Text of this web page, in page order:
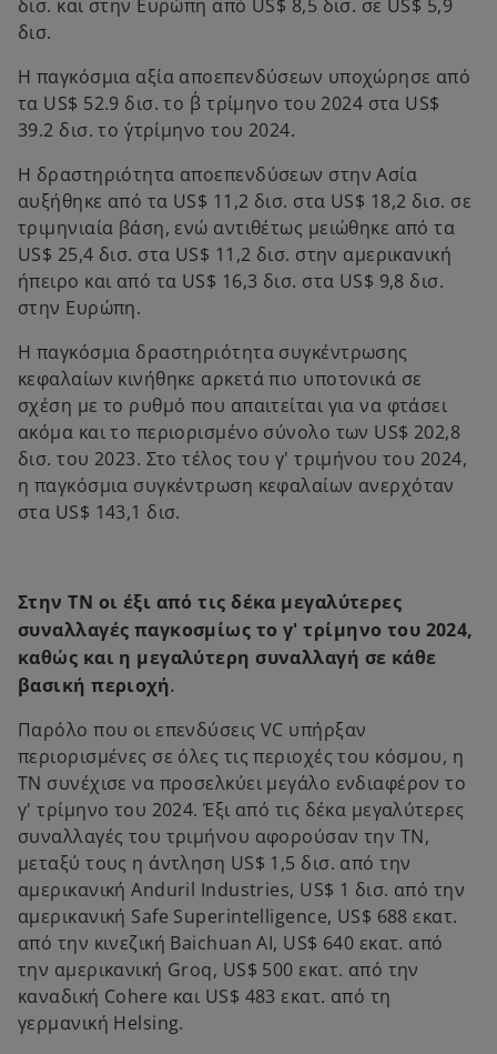
δισ. και στην Ευρώπη από US$ 8,5 δισ. σε US$ 5,9
δισ.
Η παγκόσμια αξία αποεπενδύσεων υποχώρησε από
τα US$ 52.9 δισ. το β΄ τρίμηνο του 2024 στα US$
39.2 δισ. το γ΄τρίμηνο του 2024.
Η δραστηριότητα αποεπενδύσεων στην Ασία
αυξήθηκε από τα US$ 11,2 δισ. στα US$ 18,2 δισ. σε
τριμηνιαία βάση, ενώ αντιθέτως μειώθηκε από τα
US$ 25,4 δισ. στα US$ 11,2 δισ. στην αμερικανική
ήπειρο και από τα US$ 16,3 δισ. στα US$ 9,8 δισ.
στην Ευρώπη.
Η παγκόσμια δραστηριότητα συγκέντρωσης
κεφαλαίων κινήθηκε αρκετά πιο υποτονικά σε
σχέση με το ρυθμό που απαιτείται για να φτάσει
ακόμα και το περιορισμένο σύνολο των US$ 202,8
δισ. του 2023. Στο τέλος του γ' τριμήνου του 2024,
η παγκόσμια συγκέντρωση κεφαλαίων ανερχόταν
στα US$ 143,1 δισ.
Στην ΤΝ οι έξι από τις δέκα μεγαλύτερες
συναλλαγές παγκοσμίως το γ' τρίμηνο του 2024,
καθώς και η μεγαλύτερη συναλλαγή σε κάθε
βασική περιοχή.
Παρόλο που οι επενδύσεις VC υπήρξαν
περιορισμένες σε όλες τις περιοχές του κόσμου, η
ΤΝ συνέχισε να προσελκύει μεγάλο ενδιαφέρον το
γ' τρίμηνο του 2024. Έξι από τις δέκα μεγαλύτερες
συναλλαγές του τριμήνου αφορούσαν την ΤΝ,
μεταξύ τους η άντληση US$ 1,5 δισ. από την
αμερικανική Anduril Industries, US$ 1 δισ. από την
αμερικανική Safe Superintelligence, US$ 688 εκατ.
από την κινεζική Baichuan AI, US$ 640 εκατ. από
την αμερικανική Groq, US$ 500 εκατ. από την
καναδική Cohere και US$ 483 εκατ. από τη
γερμανική Helsing.